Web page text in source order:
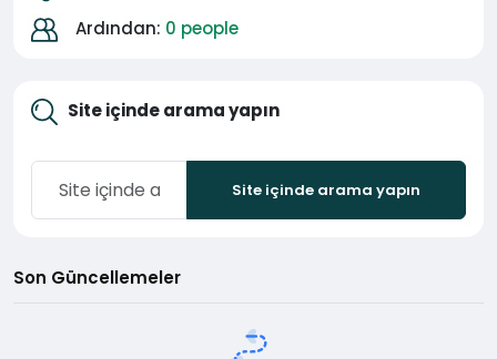
Ardından: 0 people
Site içinde arama yapın
Site içinde arama yapın
Son Güncellemeler